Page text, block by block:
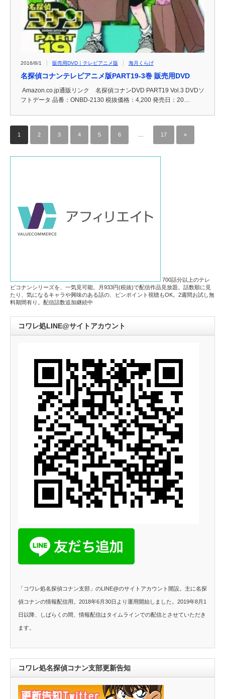
2016/8/1 販売用DVD｜テレビアニメ版 海月くらげ
名探偵コナンテレビアニメ版PART19-3巻 販売用DVD
Amazon.co.jp通販リンク 名探偵コナンDVD PART19 Vol.3 DVDソ
フトデータ 品番：ONBD-2130 税抜価格：4,200 発売日：20…
1 2 3 4 5 6 17 »
700話分以上のテレ
ビコナンシリーズを、一気見可能。月933円(税抜)で配信作品見放題。話数順に見
たり、気になるキャラや興味のある話の、ピンポイント視聴もOK。2週間お試し無
料期間有り。配信話数追加継続中
コワレ処LINE@サイトアカウント
「コワレ処名探偵コナン支部」のLINE@のサイトアカウント開設。主に名探
偵コナンの情報配信用。2018年6月30日より運用開始しました。2019年8月1
日以降、しばらくの間、情報配信はタイムラインでの配信とさせていただき
ます。
コワレ処名探偵コナン支部更新告知